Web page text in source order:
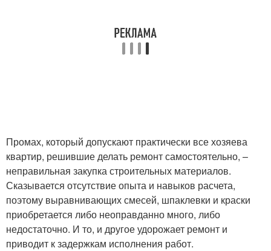
Промах, который допускают практически все хозяева
квартир, решившие делать ремонт самостоятельно, –
неправильная закупка строительных материалов.
Сказывается отсутствие опыта и навыков расчета,
поэтому выравнивающих смесей, шпаклевки и краски
приобретается либо неоправданно много, либо
недостаточно. И то, и другое удорожает ремонт и
приводит к задержкам исполнения работ.